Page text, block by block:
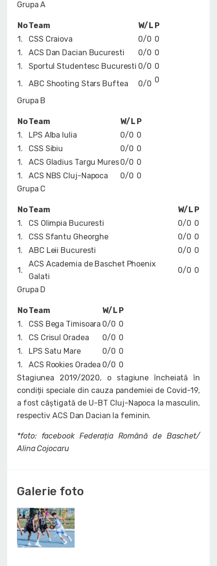
Grupa A
NoTeam W/L P
1.
CSS Craiova 0/0 0
1.
ACS Dan Dacian Bucuresti 0/0 0
1.
Sportul Studentesc Bucuresti 0/0 0
1.
ABC Shooting Stars Buftea 0/0 0
Grupa B
NoTeam W/L P
1.
LPS Alba Iulia 0/0 0
1.
CSS Sibiu 0/0 0
1.
ACS Gladius Targu Mures0/0 0
1.
ACS NBS Cluj-Napoca 0/0 0
Grupa C
NoTeam W/L P
1.
CS Olimpia Bucuresti 0/0 0
1.
CSS Sfantu Gheorghe 0/0 0
1.
ABC Leii Bucuresti 0/0 0
1.
ACS Academia de Baschet Phoenix
Galati
0/0 0
Grupa D
NoTeam W/L P
1.
CSS Bega Timisoara 0/0 0
1.
CS Crisul Oradea 0/0 0
1.
LPS Satu Mare 0/0 0
1.
ACS Rookies Oradea 0/0 0
Stagiunea 2019/2020, o stagiune încheiată în
condiții speciale din cauza pandemiei de Covid-19,
a fost câștigată de U-BT Cluj-Napoca la masculin,
respectiv ACS Dan Dacian la feminin.
*foto: facebook Federația Română de Baschet/
Alina Cojocaru
Galerie foto